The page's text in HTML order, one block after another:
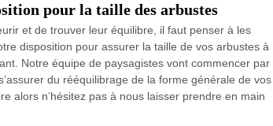
pour la taille des arbustes
et de trouver leur équilibre, il faut penser à les
disposition pour assurer la taille de vos arbustes à
Notre équipe de paysagistes vont commencer par
du rééquilibrage de la forme générale de vos
alors n’hésitez pas à nous laisser prendre en main